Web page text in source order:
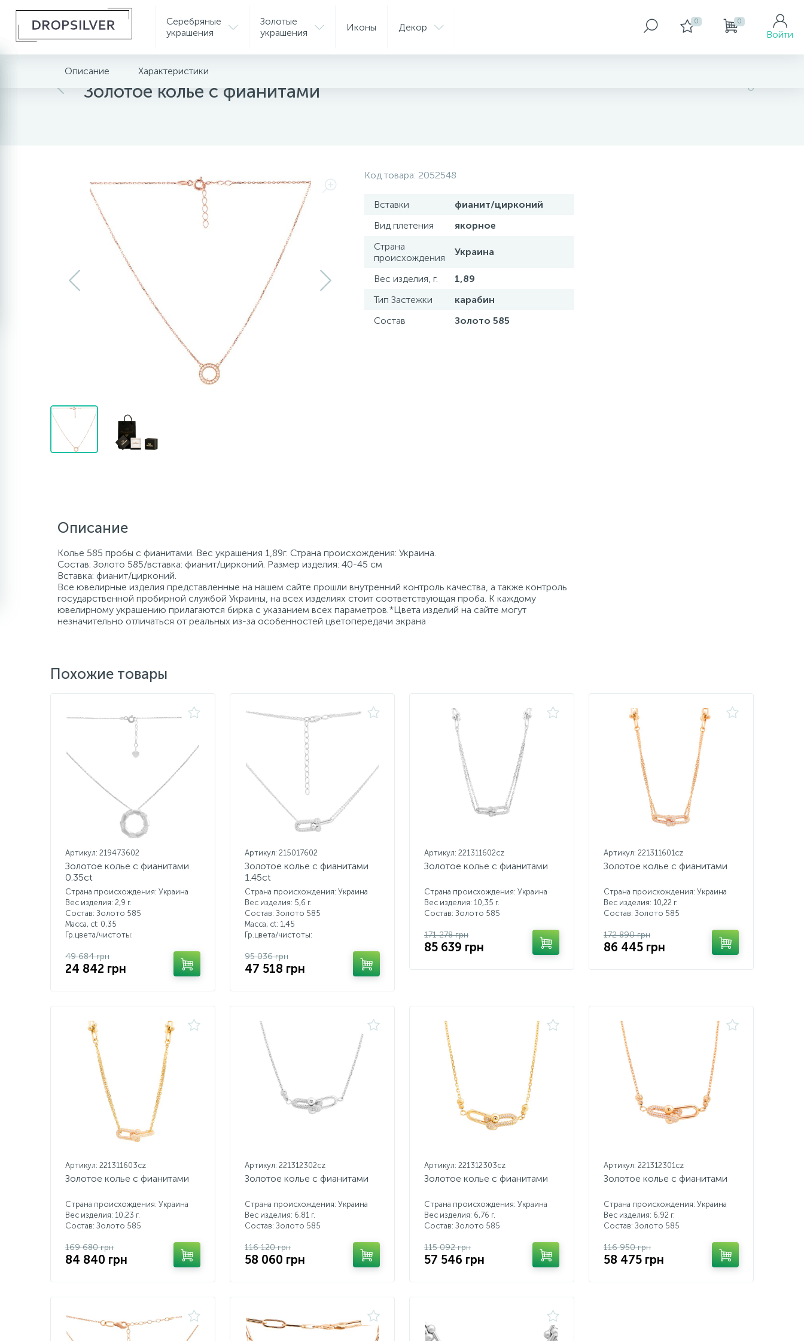
Серебряные
украшения
Золотые
украшения
Иконы Декор 0 0
Войти
Главная Золотые украшения
Золотое колье с фианитами
Описание Характеристики
Код товара: 2052548
Вставки
фианит/цирконий
Вид плетения
якорное
Страна
происхождения
Украина
Вес изделия, г.
1,89
Тип Застежки
карабин
Состав
Золото 585
Описание
Колье 585 пробы с фианитами. Вес украшения 1,89г. Страна происхождения: Украина.
Состав: Золото 585/вставка: фианит/цирконий. Размер изделия: 40-45 см
Вставка: фианит/цирконий.
Все ювелирные изделия представленные на нашем сайте прошли внутренний контроль качества, а также контроль
государственной пробирной службой Украины, на всех изделиях стоит соответствующая проба. К каждому
ювелирному украшению прилагаются бирка с указанием всех параметров.*Цвета изделий на сайте могут
незначительно отличаться от реальных из-за особенностей цветопередачи экрана
Похожие товары
Артикул: 219473602
Золотое колье с фианитами
0.35ct
Страна происхождения: Украина
Вес изделия: 2,9 г.
Состав: Золото 585
Масса, ct: 0,35
Гр.цвета/чистоты:
49 684 грн
24 842 грн
Артикул: 215017602
Золотое колье с фианитами
1.45ct
Страна происхождения: Украина
Вес изделия: 5,6 г.
Состав: Золото 585
Масса, ct: 1,45
Гр.цвета/чистоты:
95 036 грн
47 518 грн
Артикул: 221311602cz
Золотое колье с фианитами
Страна происхождения: Украина
Вес изделия: 10,35 г.
Состав: Золото 585
171 278 грн
85 639 грн
Артикул: 221311601cz
Золотое колье с фианитами
Страна происхождения: Украина
Вес изделия: 10,22 г.
Состав: Золото 585
172 890 грн
86 445 грн
Артикул: 221311603cz
Золотое колье с фианитами
Страна происхождения: Украина
Вес изделия: 10,23 г.
Состав: Золото 585
169 680 грн
84 840 грн
Артикул: 221312302cz
Золотое колье с фианитами
Страна происхождения: Украина
Вес изделия: 6,81 г.
Состав: Золото 585
116 120 грн
58 060 грн
Артикул: 221312303cz
Золотое колье с фианитами
Страна происхождения: Украина
Вес изделия: 6,76 г.
Состав: Золото 585
115 092 грн
57 546 грн
Артикул: 221312301cz
Золотое колье с фианитами
Страна происхождения: Украина
Вес изделия: 6,92 г.
Состав: Золото 585
116 950 грн
58 475 грн